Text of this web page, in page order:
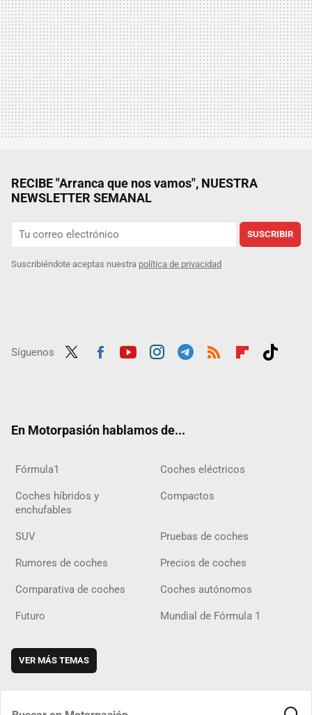
RECIBE "Arranca que nos vamos", NUESTRA
NEWSLETTER SEMANAL
SUSCRIBIR
Suscribiéndote aceptas nuestra política de privacidad
Síguenos
En Motorpasión hablamos de...
Fórmula1 Coches eléctricos
Coches híbridos y
enchufables
Compactos
SUV Pruebas de coches
Rumores de coches Precios de coches
Comparativa de coches Coches autónomos
Futuro Mundial de Fórmula 1
VER MÁS TEMAS